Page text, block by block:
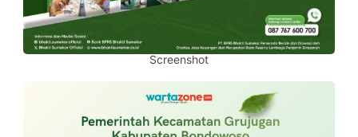
Screenshot